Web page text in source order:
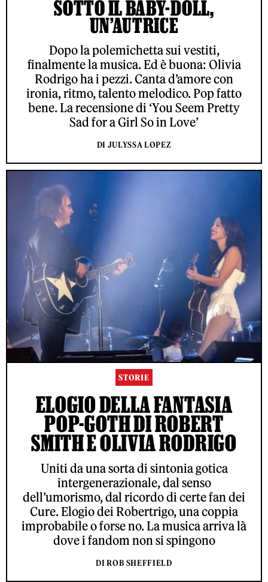
SOTTO IL BABY-DOLL,
UN’AUTRICE
Dopo la polemichetta sui vestiti,
finalmente la musica. Ed è buona: Olivia
Rodrigo ha i pezzi. Canta d’amore con
ironia, ritmo, talento melodico. Pop fatto
bene. La recensione di ‘You Seem Pretty
Sad for a Girl So in Love’
DI JULYSSA LOPEZ
STORIE
ELOGIO DELLA FANTASIA
POP-GOTH DI ROBERT
SMITH E OLIVIA RODRIGO
Uniti da una sorta di sintonia gotica
intergenerazionale, dal senso
dell’umorismo, dal ricordo di certe fan dei
Cure. Elogio dei Robertrigo, una coppia
improbabile o forse no. La musica arriva là
dove i fandom non si spingono
DI ROB SHEFFIELD